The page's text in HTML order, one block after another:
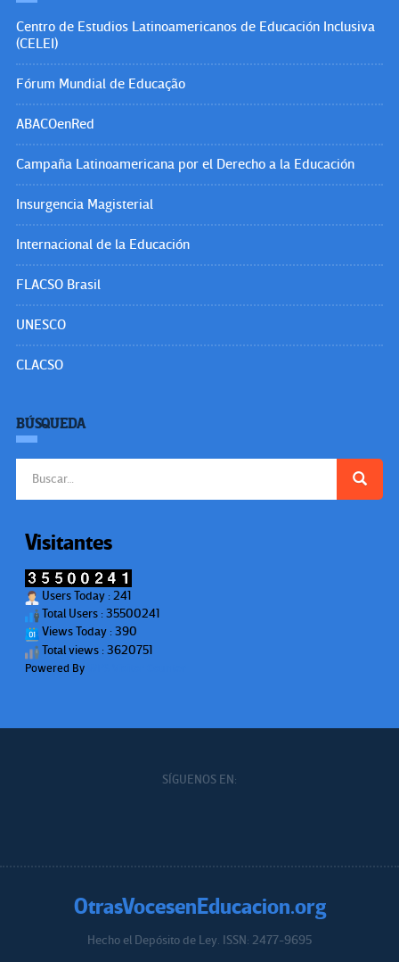
Centro de Estudios Latinoamericanos de Educación Inclusiva
(CELEI)
Fórum Mundial de Educação
ABACOenRed
Campaña Latinoamericana por el Derecho a la Educación
Insurgencia Magisterial
Internacional de la Educación
FLACSO Brasil
UNESCO
CLACSO
BÚSQUEDA
Visitantes
Users Today : 241
Total Users : 35500241
Views Today : 390
Total views : 3620751
Powered By
SÍGUENOS EN:
OtrasVocesenEducacion.org
Hecho el Depósito de Ley. ISSN: 2477-9695